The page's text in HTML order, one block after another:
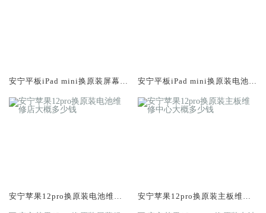
安宁平板iPad mini换原装屏幕服
安宁平板iPad mini换原装电池维
安宁苹果12pro换原装电池维修
安宁苹果12pro换原装主板维修